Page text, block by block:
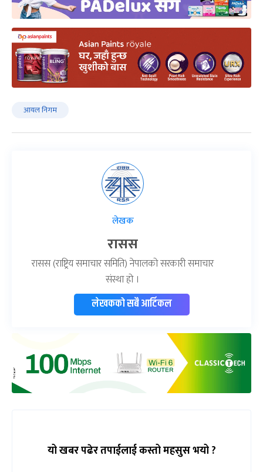
आयल निगम
लेखक
रासस
रासस (राष्ट्रिय समाचार समिति) नेपालको सरकारी समाचार
संस्था हो ।
लेखकको सबै आर्टिकल
यो खबर पढेर तपाईलाई कस्तो महसुस भयो ?